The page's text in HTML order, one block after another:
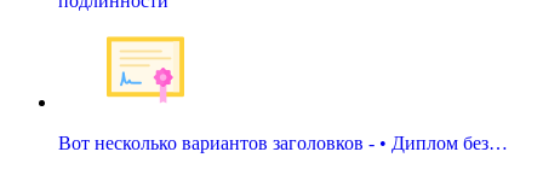
Вот несколько вариантов заголовков - • Диплом без…